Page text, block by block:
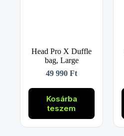
Head Pro X Duffle
bag, Large
49 990Ft
Kosárba
teszem